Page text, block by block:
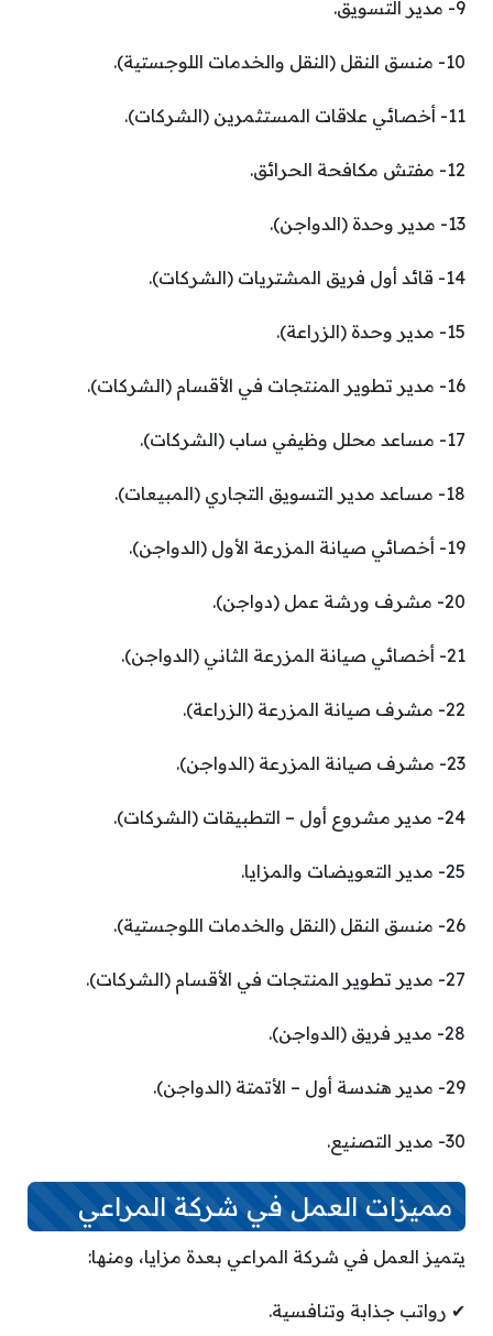
9- مدير التسويق.
10- منسق النقل (النقل والخدمات اللوجستية).
11- أخصائي علاقات المستثمرين (الشركات).
12- مفتش مكافحة الحرائق.
13- مدير وحدة (الدواجن).
14- قائد أول فريق المشتريات (الشركات).
15- مدير وحدة (الزراعة).
16- مدير تطوير المنتجات في الأقسام (الشركات).
17- مساعد محلل وظيفي ساب (الشركات).
18- مساعد مدير التسويق التجاري (المبيعات).
19- أخصائي صيانة المزرعة الأول (الدواجن).
20- مشرف ورشة عمل (دواجن).
21- أخصائي صيانة المزرعة الثاني (الدواجن).
22- مشرف صيانة المزرعة (الزراعة).
23- مشرف صيانة المزرعة (الدواجن).
24- مدير مشروع أول – التطبيقات (الشركات).
25- مدير التعويضات والمزايا.
26- منسق النقل (النقل والخدمات اللوجستية).
27- مدير تطوير المنتجات في الأقسام (الشركات).
28- مدير فريق (الدواجن).
29- مدير هندسة أول – الأتمتة (الدواجن).
30- مدير التصنيع.
مميزات العمل في شركة المراعي
يتميز العمل في شركة المراعي بعدة مزايا، ومنها:
✔ رواتب جذابة وتنافسية.